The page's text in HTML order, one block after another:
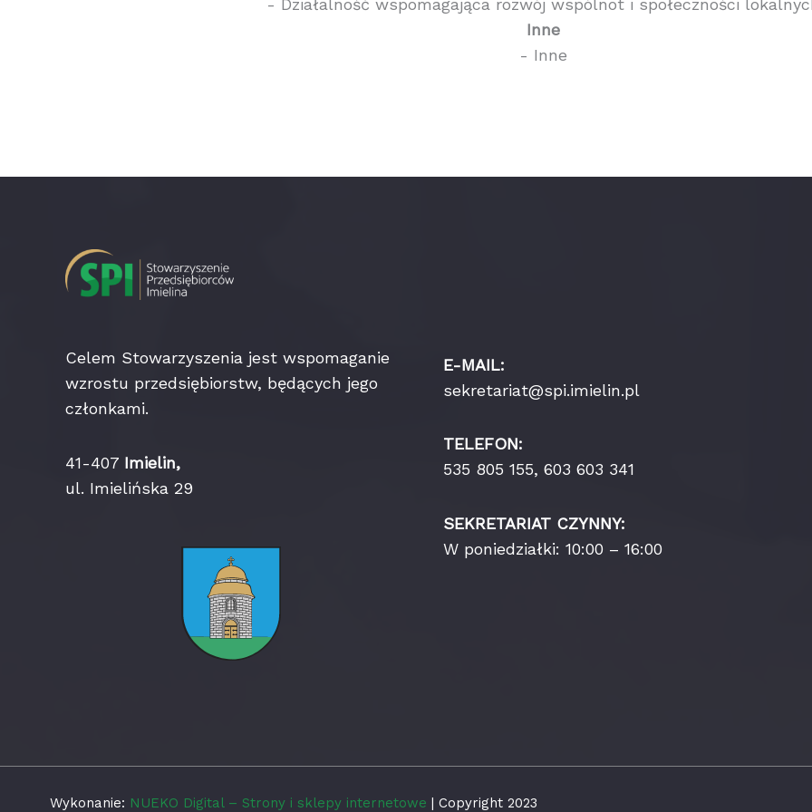
Inne
- Inne
Celem Stowarzyszenia jest wspomaganie
wzrostu przedsiębiorstw, będących jego
członkami.
41-407 Imielin,
ul. Imielińska 29
E-MAIL:
sekretariat@spi.imielin.pl
TELEFON:
535 805 155, 603 603 341
SEKRETARIAT CZYNNY:
W poniedziałki: 10:00 – 16:00
Wykonanie: NUEKO Digital – Strony i sklepy internetowe | Copyright 2023